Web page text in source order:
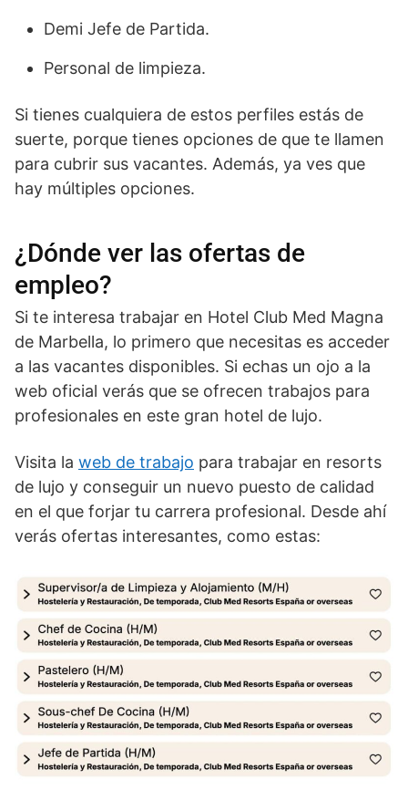
Demi Jefe de Partida.
Personal de limpieza.
Si tienes cualquiera de estos perfiles estás de
suerte, porque tienes opciones de que te llamen
para cubrir sus vacantes. Además, ya ves que
hay múltiples opciones.
¿Dónde ver las ofertas de
empleo?
Si te interesa trabajar en Hotel Club Med Magna
de Marbella, lo primero que necesitas es acceder
a las vacantes disponibles. Si echas un ojo a la
web oficial verás que se ofrecen trabajos para
profesionales en este gran hotel de lujo.
Visita la web de trabajo para trabajar en resorts
de lujo y conseguir un nuevo puesto de calidad
en el que forjar tu carrera profesional. Desde ahí
verás ofertas interesantes, como estas: